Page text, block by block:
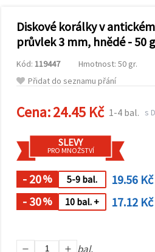
marketing.
souhlasit s
všech
cookies
kliknutím
vše!" Nebo
uvést své
preference v
Nastavení
výběrem
daného
cookies a
kliknutím
na tlačítko
Diskové korálky v
průvlek 3 mm, hnědé - 50
Kód: 119447 Hmotnost: 50 gr.
Přidat do seznamu přání
Cena:24.45 Kč 1-4 bal. s
SLEVY
PRO MNOŽSTVÍ
- 20% 5-9 bal.
19.56 Kč
- 30% 10 bal. + 17.12 Kč
bal.